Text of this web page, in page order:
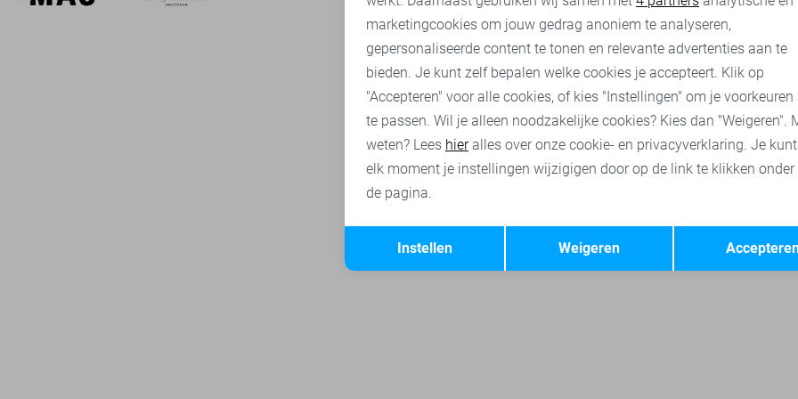
Terug Opslaan
marketingcookies om jouw gedrag anoniem te analyseren,
gepersonaliseerde content te tonen en relevante advertenties aan te
bieden. Je kunt zelf bepalen welke cookies je accepteert. Klik op
"Accepteren" voor alle cookies, of kies "Instellingen" om je voorkeuren
te passen. Wil je alleen noodzakelijke cookies? Kies dan "Weigeren".
weten? Lees hieralles over onze cookie- en privacyverklaring. Je
elk moment je instellingen wijzigigen door op de link te klikken onder
de pagina.
Weigeren
Instellen